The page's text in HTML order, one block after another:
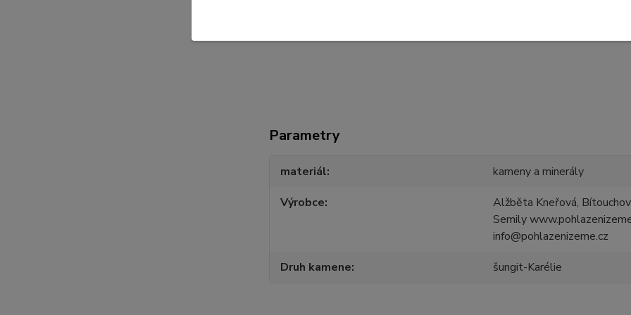
Parametry
materiál
kameny a minerály
Výrobce
Alžběta Kneřová,
Semily
info@pohlazenizeme.cz
Druh kamene
šungit-Karélie